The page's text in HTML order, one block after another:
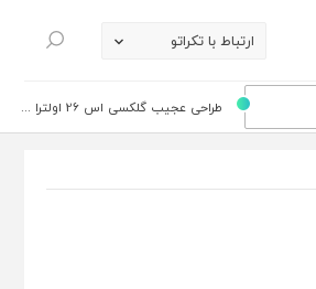
ارتباط با تکراتو
جستجو
طراحی عجیب گلکسی اس 26 اولترا ...